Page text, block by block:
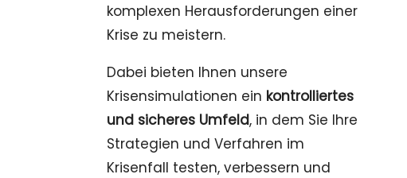
komplexen Herausforderungen einer
Krise zu meistern.
Dabei bieten Ihnen unsere
Krisensimulationen ein kontrolliertes
und sicheres Umfeld, in dem Sie Ihre
Strategien und Verfahren im
Krisenfall testen, verbessern und